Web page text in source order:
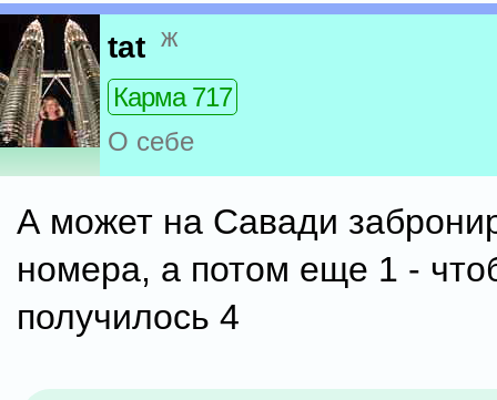
tat ж
Карма 717
О себе
А может на Савади
номера, а потом еще 1 -
получилось 4